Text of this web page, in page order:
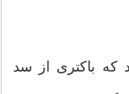
که باکتری از سد